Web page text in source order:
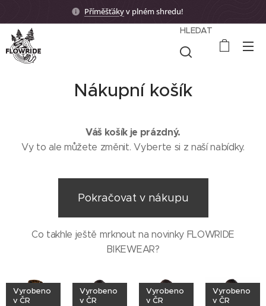
Příměšťákyv plném shredu! 🤟🏼
HLEDAT
Nákupní košík
Váš košík je prázdný.
Vy to ale můžete změnit. Vyberte si z naší nabídky.
Pokračovat v nákupu
Co takhle ještě mrknout na novinky FLOWRIDE
BIKEWEAR?
Vyrobeno
v ČR
Vyrobeno
v ČR
Vyrobeno
v ČR
Vyrobeno
v ČR